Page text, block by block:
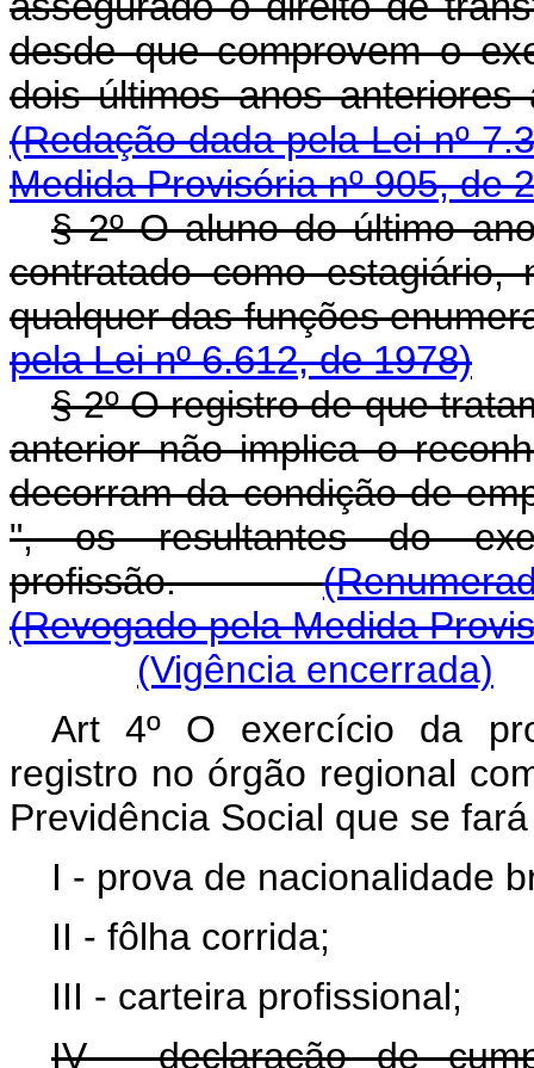
desde que comprovem o
dois últimos anos
(Redação dada pela Lei nº
Medida Provisória nº 905, de
§ 2º O aluno do último
contratado como
qualquer das funções
pela Lei nº 6.612, de 1978)
§ 2º O registro de que
anterior não implica o
decorram da condição de
", os resultantes do
profissão.
(Revogado pela Medida
(Vigência encerrada)
Art 4º O exercício da
registro no órgão regional
Previdência Social que se
I - prova de nacionalidade
II - fôlha corrida;
III - carteira profissional;
IV - declaração de